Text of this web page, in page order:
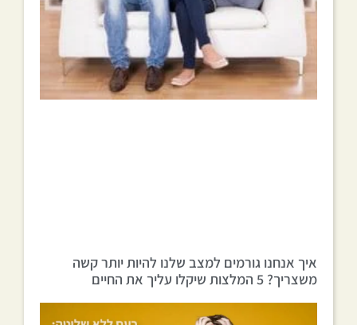
איך אנחנו גורמים למצב שלנו להיות יותר קשה
משצריך? 5 המלצות שיקלו עליך את החיים